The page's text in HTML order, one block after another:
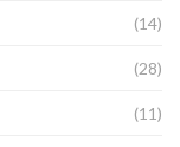
(14)
(28)
(11)